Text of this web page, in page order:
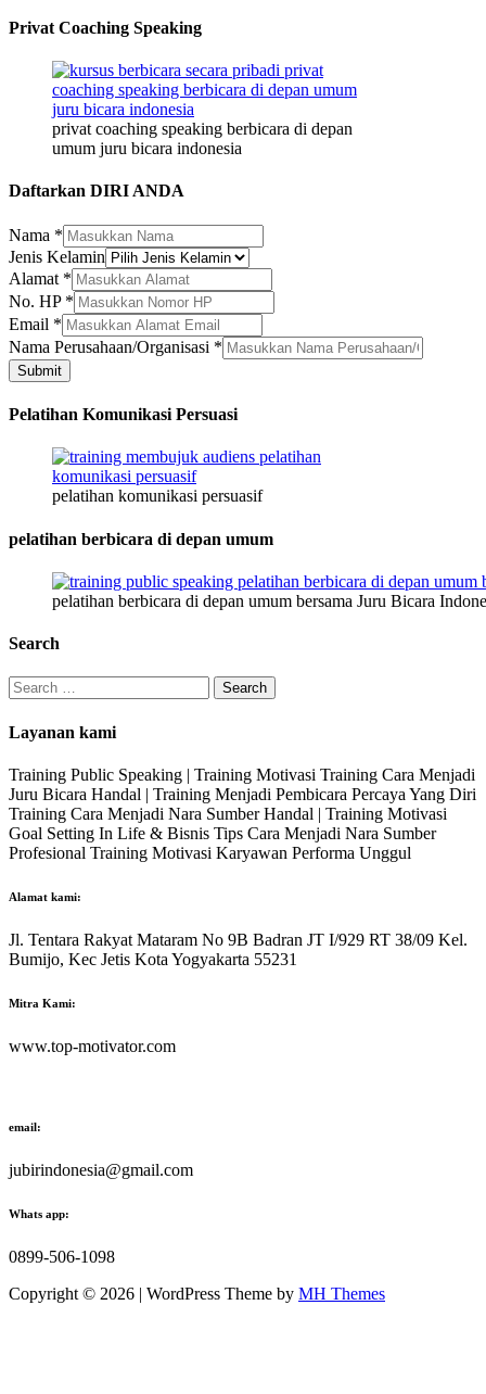
Privat Coaching Speaking
privat coaching speaking berbicara di depan
umum juru bicara indonesia
Daftarkan DIRI ANDA
Nama *
Jenis Kelamin
Perusahaan/Organisasi
Kelamin
Nama
Alamat *
No. HP *
Email *
Nama Perusahaan/Organisasi *
Submit
Pelatihan Komunikasi Persuasi
pelatihan komunikasi persuasif
pelatihan berbicara di depan umum
pelatihan berbicara di depan umum bersama Juru Bicara
Search
Search
for:
Layanan kami
Training Public Speaking | Training Motivasi Training Cara Menjadi
Juru Bicara Handal | Training Menjadi Pembicara Percaya Yang Diri
Training Cara Menjadi Nara Sumber Handal | Training Motivasi
Goal Setting In Life & Bisnis Tips Cara Menjadi Nara Sumber
Profesional Training Motivasi Karyawan Performa Unggul
Alamat kami:
Jl. Tentara Rakyat Mataram No 9B Badran JT I/929 RT 38/09 Kel.
Bumijo, Kec Jetis Kota Yogyakarta 55231
Mitra Kami:
www.top-motivator.com
email:
jubirindonesia@gmail.com
Whats app:
0899-506-1098
Copyright © 2026 | WordPress Theme by MH Themes